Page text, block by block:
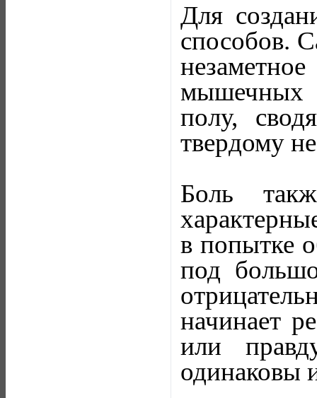
Для
способов.
мышечных
полу,
твердому
Боль
в попытке
под
начинает
или
одинаковы